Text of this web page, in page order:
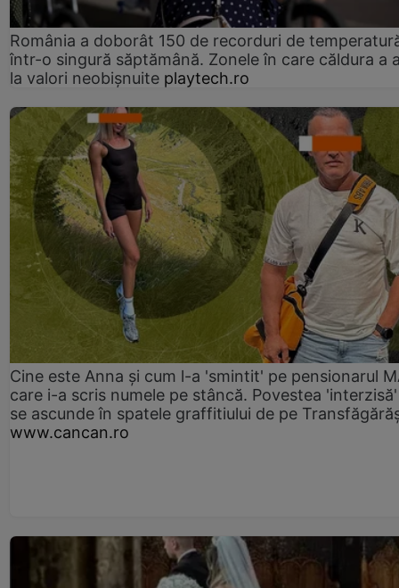
România a doborât 150 de recorduri de
într-o singură săptămână. Zonele în care căldura a
la valori neobișnuite playtech.ro
Cine este Anna și cum l-a 'smintit' pe pensionarul
care i-a scris numele pe stâncă. Povestea
se ascunde în spatele graffitiului de pe
www.cancan.ro